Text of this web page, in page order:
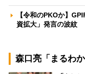
【令和のPKOか】
資拡大」発言の波紋
森口亮「まるわか